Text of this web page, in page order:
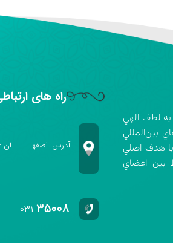
خود را در سال ۱۳۷۲ آغاز نمود و به لطف الهي
بين‌المللي
هدف اصلي
بين اعضاي
راه های
آدرس:
۰۳۱-۳۵۰۰۸